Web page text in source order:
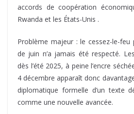
accords de coopération
Rwanda et les États-Unis .
Problème majeur : le cessez-le-feu
de juin n’a jamais été respecté.
dès l’été 2025, à peine l’encre
4 décembre apparaît donc
diplomatique formelle d’un texte
comme une nouvelle avancée.